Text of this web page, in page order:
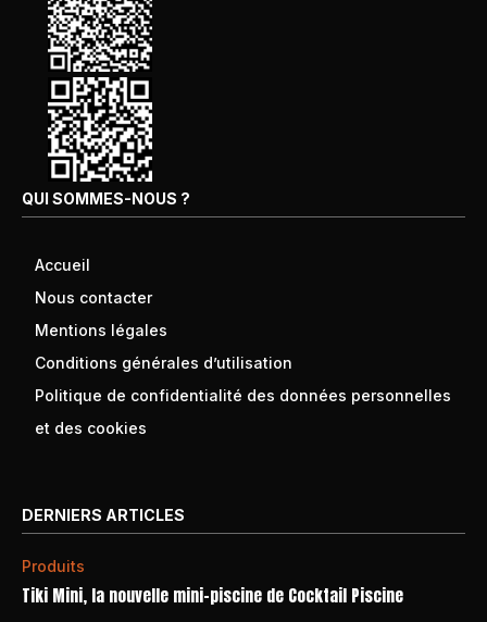
QUI SOMMES-NOUS ?
Accueil
Nous contacter
Mentions légales
Conditions générales d’utilisation
Politique de confidentialité des données personnelles
et des cookies
DERNIERS ARTICLES
Produits
Tiki Mini, la nouvelle mini-piscine de Cocktail Piscine